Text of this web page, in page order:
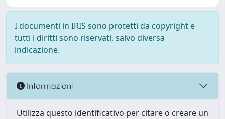
I documenti in IRIS sono protetti da copyright e
tutti i diritti sono riservati, salvo diversa
indicazione.
Informazioni
Utilizza questo identificativo per citare o creare un